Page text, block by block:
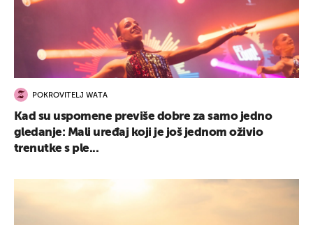
POKROVITELJ WATA
Kad su uspomene previše dobre za samo jedno
gledanje: Mali uređaj koji je još jednom oživio
trenutke s ple...